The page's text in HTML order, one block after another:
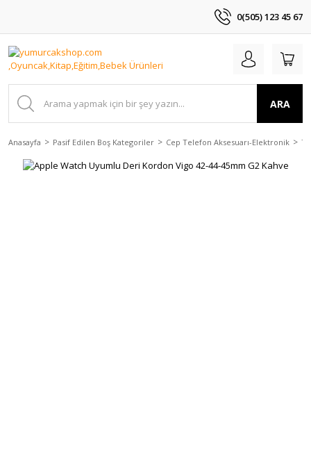
0(505) 123 45 67
ARA
Anasayfa Pasif Edilen Boş Kategoriler Cep Telefon Aksesuarı-Elektronik